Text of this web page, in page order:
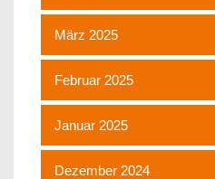
März 2025
Februar 2025
Januar 2025
Dezember 2024